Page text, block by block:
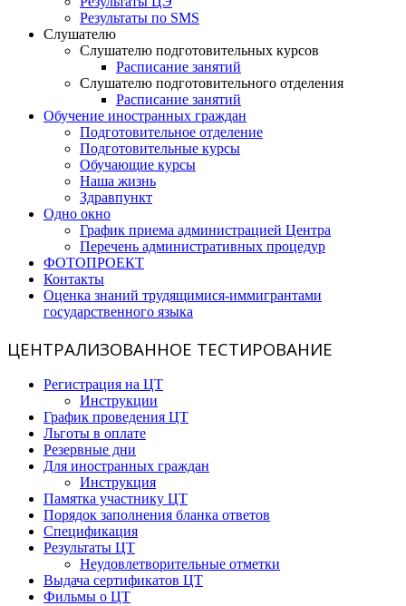
Результаты по SMS
Слушателю
Слушателю подготовительных курсов
Расписание занятий
Слушателю подготовительного отделения
Расписание занятий
Обучение иностранных граждан
Подготовительное отделение
Подготовительные курсы
Обучающие курсы
Наша жизнь
Здравпункт
Одно окно
График приема администрацией Центра
Перечень административных процедур
ФОТОПРОЕКТ
Контакты
Оценка знаний трудящимися-иммигрантами
государственного языка
ЦЕНТРАЛИЗОВАННОЕ ТЕСТИРОВАНИЕ
Регистрация на ЦТ
Инструкции
График проведения ЦТ
Льготы в оплате
Резервные дни
Для иностранных граждан
Инструкция
Памятка участнику ЦТ
Порядок заполнения бланка ответов
Спецификация
Результаты ЦТ
Неудовлетворительные отметки
Выдача сертификатов ЦТ
Фильмы о ЦТ